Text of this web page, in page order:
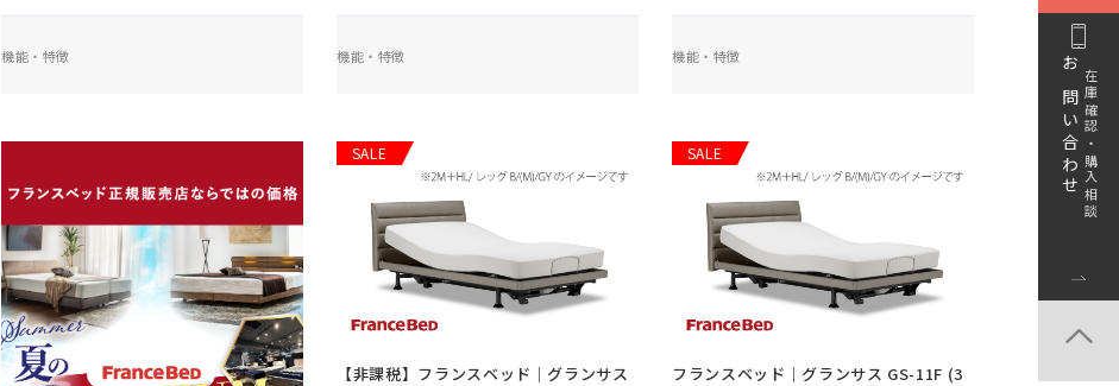
機能・特徴 機能・特徴 機能・特徴
SALE
【非課税】 フランスベッド｜グランサス
SALE
フランスベッド｜グランサス GS-11F (3
お問い合わせ在庫確認・購入相談